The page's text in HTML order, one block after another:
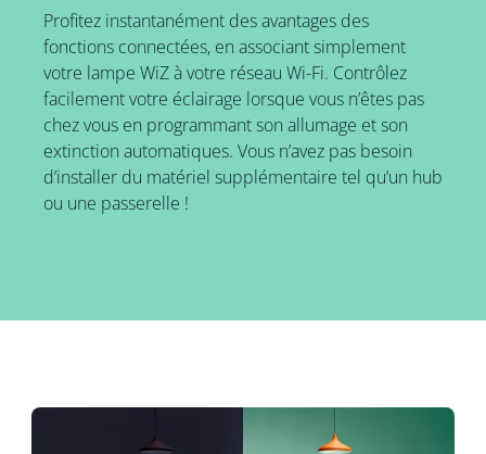
Profitez instantanément des avantages des
fonctions connectées, en associant simplement
votre lampe WiZ à votre réseau Wi-Fi. Contrôlez
facilement votre éclairage lorsque vous n’êtes pas
chez vous en programmant son allumage et son
extinction automatiques. Vous n’avez pas besoin
d’installer du matériel supplémentaire tel qu’un hub
ou une passerelle !